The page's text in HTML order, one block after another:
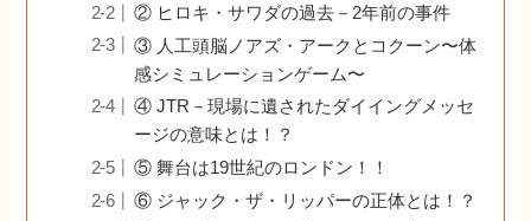
② ヒロキ・サワダの過去－2年前の事件
③ 人工頭脳ノアズ・アークとコクーン〜体
感シミュレーションゲーム〜
④ JTR－現場に遺されたダイイングメッセ
ージの意味とは！？
⑤ 舞台は19世紀のロンドン！！
⑥ ジャック・ザ・リッパーの正体とは！？